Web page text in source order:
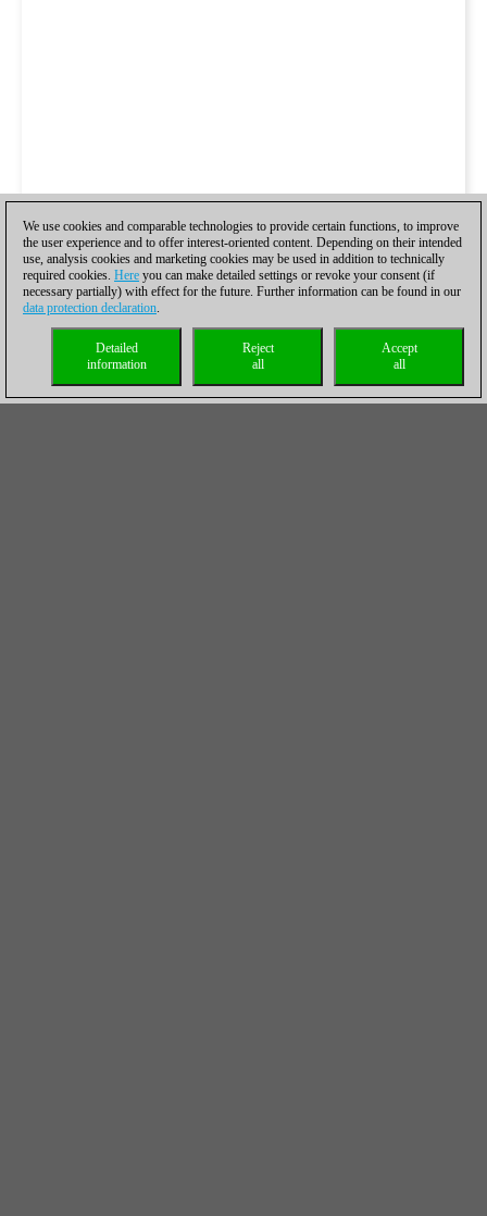
We use cookies and comparable technologies to provide certain functions, to improve
the user experience and to offer interest-oriented content. Depending on their intended
use, analysis cookies and marketing cookies may be used in addition to technically
required cookies. Here you can make detailed settings or revoke your consent (if
necessary partially) with effect for the future. Further information can be found in our
data protection declaration.
Accept
all
Reject
all
Detailed
information